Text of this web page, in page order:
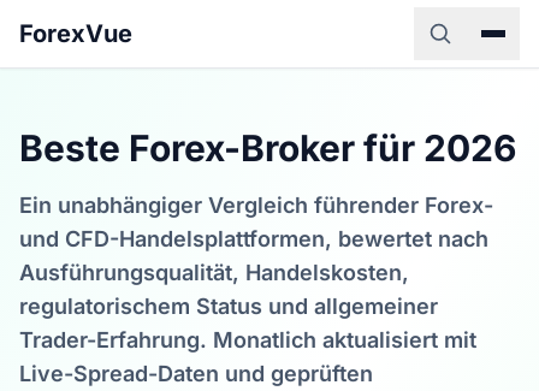
ForexVue
Beste Forex-Broker für 2026
Ein unabhängiger Vergleich führender Forex-
und CFD-Handelsplattformen, bewertet nach
Ausführungsqualität, Handelskosten,
regulatorischem Status und allgemeiner
Trader-Erfahrung. Monatlich aktualisiert mit
Live-Spread-Daten und geprüften